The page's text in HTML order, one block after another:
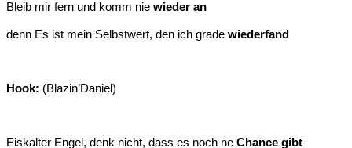
Bleib mir fern und komm nie wieder an
denn Es ist mein Selbstwert, den ich grade wiederfand
Hook: (Blazin’Daniel)
Eiskalter Engel, denk nicht, dass es noch ne Chance gibt